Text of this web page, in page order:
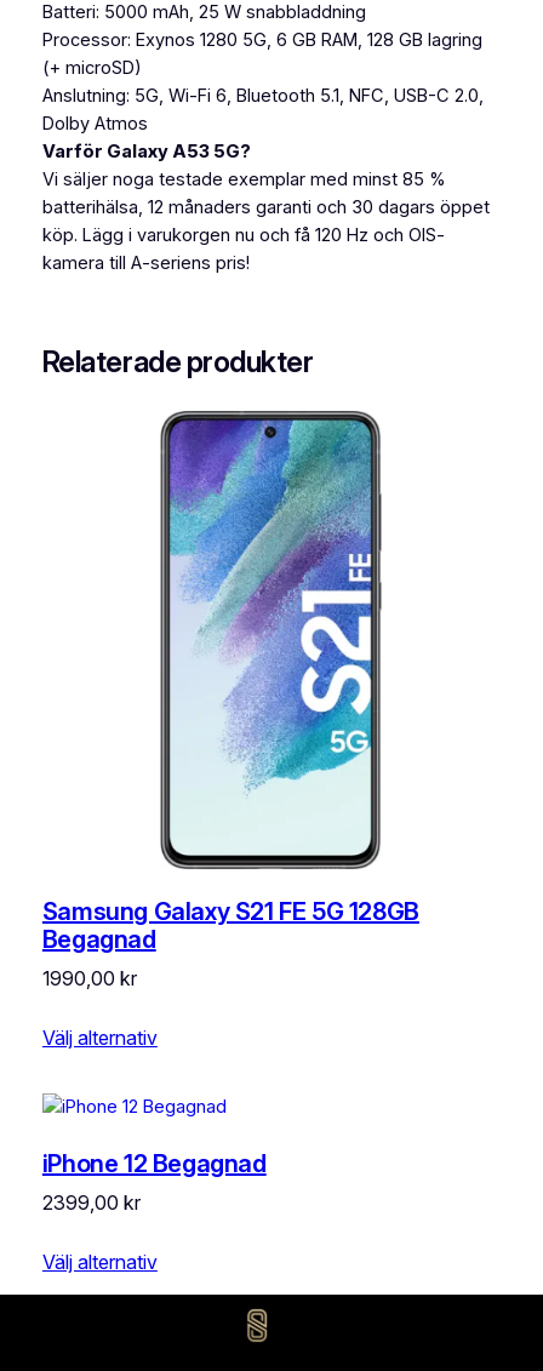
Batteri: 5000 mAh, 25 W snabbladdning
Processor: Exynos 1280 5G, 6 GB RAM, 128 GB lagring
(+ microSD)
Anslutning: 5G, Wi-Fi 6, Bluetooth 5.1, NFC, USB-C 2.0,
Dolby Atmos
Varför Galaxy A53 5G?
Vi säljer noga testade exemplar med minst 85 %
batterihälsa, 12 månaders garanti och 30 dagars öppet
köp. Lägg i varukorgen nu och få 120 Hz och OIS-
kamera till A-seriens pris!
Relaterade produkter
Samsung Galaxy S21 FE 5G 128GB
Begagnad
1990,00 kr
Välj alternativ
iPhone 12 Begagnad
2399,00 kr
Välj alternativ